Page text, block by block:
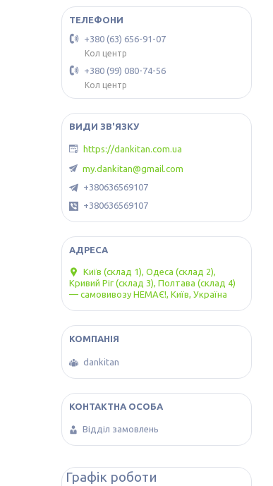
+380 (63) 656-91-07
Кол центр
+380 (99) 080-74-56
Кол центр
https://dankitan.com.ua
my.dankitan@gmail.com
+380636569107
+380636569107
Київ (склад 1), Одеса (склад 2),
Кривий Ріг (склад 3), Полтава (склад 4)
— самовивозу НЕМАЄ!, Київ, Україна
dankitan
Відділ замовлень
Графік роботи